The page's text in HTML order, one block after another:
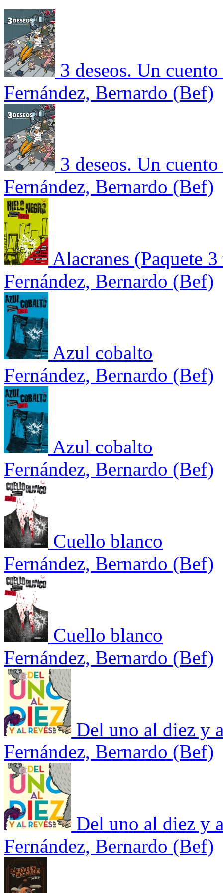
3 deseos. Un cuento
Fernández, Bernardo (Bef)
3 deseos. Un cuento
Fernández, Bernardo (Bef)
Alacranes (Paquete
Fernández, Bernardo (Bef)
Azul cobalto
Fernández, Bernardo (Bef)
Azul cobalto
Fernández, Bernardo (Bef)
Cuello blanco
Fernández, Bernardo (Bef)
Cuello blanco
Fernández, Bernardo (Bef)
Del uno al diez y
Fernández, Bernardo (Bef)
Del uno al diez y
Fernández, Bernardo (Bef)